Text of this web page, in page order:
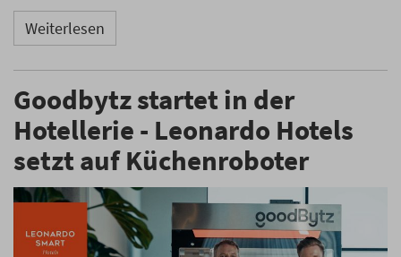
Weiterlesen
Goodbytz startet in der
Hotellerie - Leonardo Hotels
setzt auf Küchenroboter